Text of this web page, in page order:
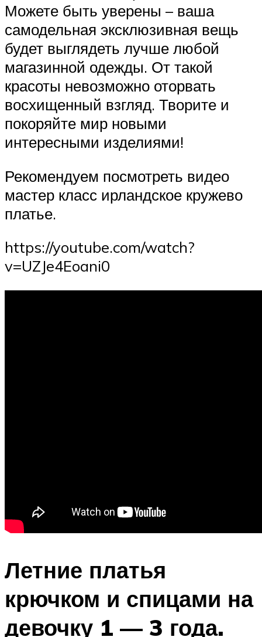
Можете быть уверены – ваша
самодельная эксклюзивная вещь
будет выглядеть лучше любой
магазинной одежды. От такой
красоты невозможно оторвать
восхищенный взгляд. Творите и
покоряйте мир новыми
интересными изделиями!
Рекомендуем посмотреть видео
мастер класс ирландское кружево
платье.
https://youtube.com/watch?
v=UZJe4Eoani0
Летние платья
крючком и спицами на
девочку 1 — 3 года.